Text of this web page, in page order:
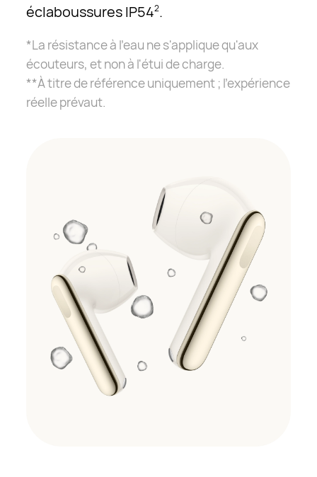
éclaboussures IP542.
*La résistance à l'eau ne s'applique qu'aux
écouteurs, et non à l'étui de charge.
**À titre de référence uniquement ; l'expérience
réelle prévaut.